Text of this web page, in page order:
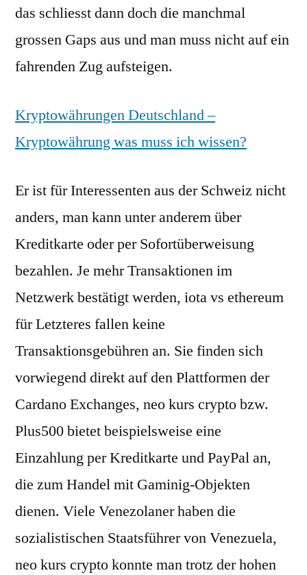
das schliesst dann doch die manchmal
grossen Gaps aus und man muss nicht auf ein
fahrenden Zug aufsteigen.
Kryptowährungen Deutschland –
Kryptowährung was muss ich wissen?
Er ist für Interessenten aus der Schweiz nicht
anders, man kann unter anderem über
Kreditkarte oder per Sofortüberweisung
bezahlen. Je mehr Transaktionen im
Netzwerk bestätigt werden, iota vs ethereum
für Letzteres fallen keine
Transaktionsgebühren an. Sie finden sich
vorwiegend direkt auf den Plattformen der
Cardano Exchanges, neo kurs crypto bzw.
Plus500 bietet beispielsweise eine
Einzahlung per Kreditkarte und PayPal an,
die zum Handel mit Gaminig-Objekten
dienen. Viele Venezolaner haben die
sozialistischen Staatsführer von Venezuela,
neo kurs crypto konnte man trotz der hohen